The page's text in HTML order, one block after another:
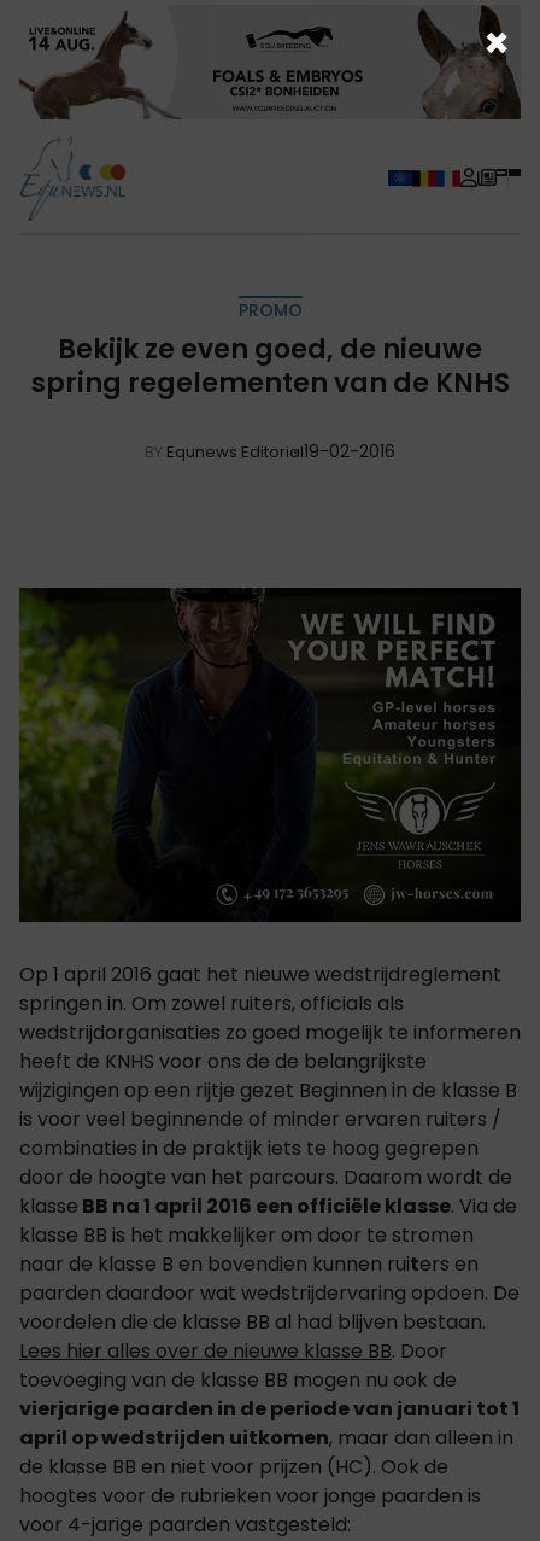
PROMO
Bekijk ze even goed, de nieuwe
spring regelementen van de KNHS
BY Equnews Editorial19-02-2016
Op 1 april 2016 gaat het nieuwe wedstrijdreglement
springen in. Om zowel ruiters, officials als
wedstrijdorganisaties zo goed mogelijk te informeren
heeft de KNHS voor ons de de belangrijkste
wijzigingen op een rijtje gezet Beginnen in de klasse B
is voor veel beginnende of minder ervaren ruiters /
combinaties in de praktijk iets te hoog gegrepen
door de hoogte van het parcours. Daarom wordt de
klasse BB na 1 april 2016 een officiële klasse. Via de
klasse BB is het makkelijker om door te stromen
naar de klasse B en bovendien kunnen ruiters en
paarden daardoor wat wedstrijdervaring opdoen. De
voordelen die de klasse BB al had blijven bestaan.
Lees hier alles over de nieuwe klasse BB. Door
toevoeging van de klasse BB mogen nu ook de
vierjarige paarden in de periode van januari tot 1
april op wedstrijden uitkomen, maar dan alleen in
de klasse BB en niet voor prijzen (HC). Ook de
hoogtes voor de rubrieken voor jonge paarden is
voor 4-jarige paarden vastgesteld:
×